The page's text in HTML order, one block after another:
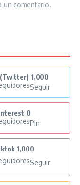
un comentario.
1,000
Seguir
0
Pin
1,000
Seguir